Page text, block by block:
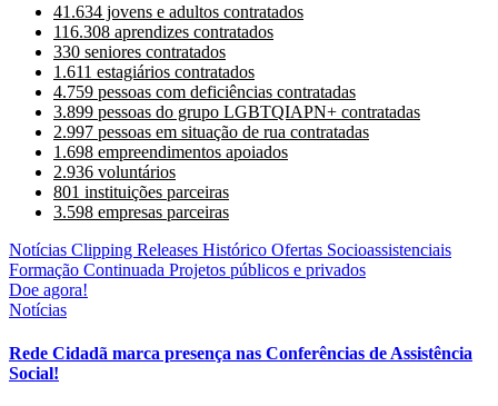
41.634 jovens e adultos contratados
116.308 aprendizes contratados
330 seniores contratados
1.611 estagiários contratados
4.759 pessoas com deficiências contratadas
3.899 pessoas do grupo LGBTQIAPN+ contratadas
2.997 pessoas em situação de rua contratadas
1.698 empreendimentos apoiados
2.936 voluntários
801 instituições parceiras
3.598 empresas parceiras
Notícias Clipping Releases Histórico Ofertas Socioassistenciais
Formação Continuada Projetos públicos e privados
Doe agora!
Notícias
Rede Cidadã marca presença nas Conferências de Assistência
Social!